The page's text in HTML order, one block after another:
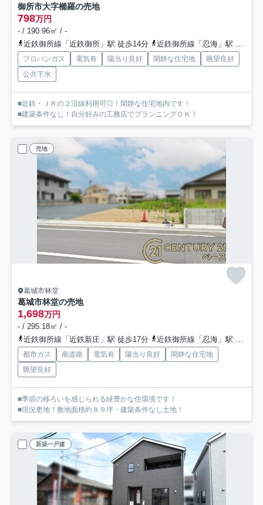
御所市大字櫛羅の売地
798万円
- / 190.96㎡ / -
近鉄御所線「近鉄御所」駅 徒歩14分
近鉄御所線「忍海」駅 徒歩21分
プロパンガス 電気有 陽当り良好 閑静な住宅地
眺望良好
公共下水
■近鉄・ＪＲの２沿線利用可◎！閑静な住宅地内です！
■建築条件なし！自分好みの工務店でプランニングＯＫ！
売地
葛城市林堂
葛城市林堂の売地
1,698万円
- / 295.18㎡ / -
近鉄御所線「近鉄新庄」駅 徒歩17分
近鉄御所線「忍海」駅 徒歩23分
都市ガス 南道路 電気有 陽当り良好
閑静な住宅地
眺望良好
■季節の移ろいを感じられる緑豊かな住環境です！
■現況更地！敷地面積約８９坪・建築条件なし土地！
新築一戸建